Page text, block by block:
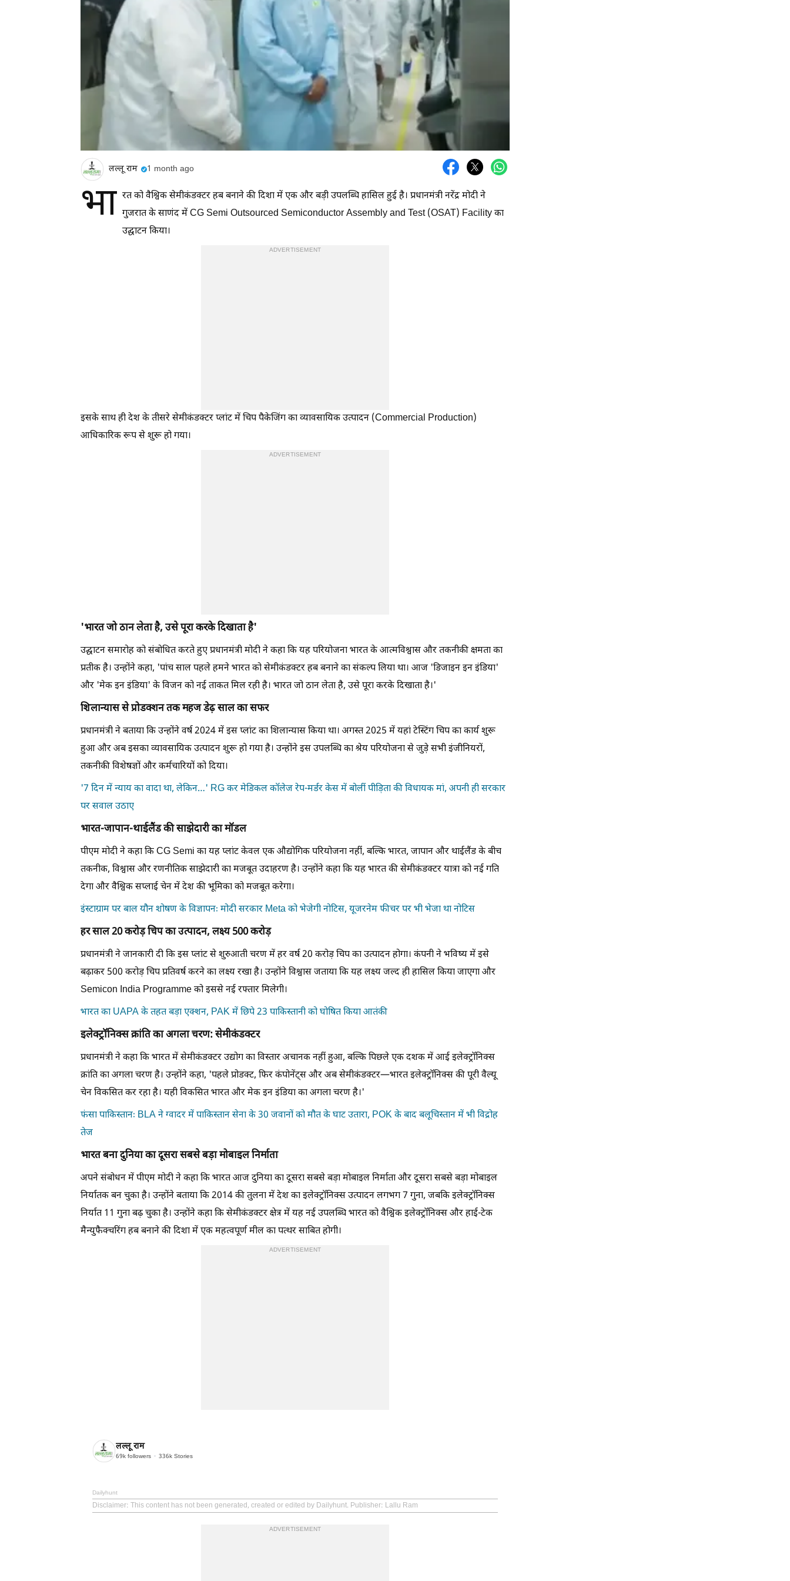
लल्लू राम 1 month ago
भा रत को वैश्विक सेमीकंडक्टर हब बनाने की दिशा में एक और बड़ी उपलब्धि हासिल हुई है। प्रधानमंत्री नरेंद्र मोदी ने
गुजरात के साणंद में CG Semi Outsourced Semiconductor Assembly and Test (OSAT) Facility का
उद्घाटन किया।
ADVERTISEMENT
इसके साथ ही देश के तीसरे सेमीकंडक्टर प्लांट में चिप पैकेजिंग का व्यावसायिक उत्पादन (Commercial Production)
आधिकारिक रूप से शुरू हो गया।
ADVERTISEMENT
'भारत जो ठान लेता है, उसे पूरा करके दिखाता है'
उद्घाटन समारोह को संबोधित करते हुए प्रधानमंत्री मोदी ने कहा कि यह परियोजना भारत के आत्मविश्वास और तकनीकी क्षमता का
प्रतीक है। उन्होंने कहा, 'पांच साल पहले हमने भारत को सेमीकंडक्टर हब बनाने का संकल्प लिया था। आज 'डिजाइन इन इंडिया'
और 'मेक इन इंडिया' के विजन को नई ताकत मिल रही है। भारत जो ठान लेता है, उसे पूरा करके दिखाता है।'
शिलान्यास से प्रोडक्शन तक महज डेढ़ साल का सफर
प्रधानमंत्री ने बताया कि उन्होंने वर्ष 2024 में इस प्लांट का शिलान्यास किया था। अगस्त 2025 में यहां टेस्टिंग चिप का कार्य शुरू
हुआ और अब इसका व्यावसायिक उत्पादन शुरू हो गया है। उन्होंने इस उपलब्धि का श्रेय परियोजना से जुड़े सभी इंजीनियरों,
तकनीकी विशेषज्ञों और कर्मचारियों को दिया।
'7 दिन में न्याय का वादा था, लेकिन…' RG कर मेडिकल कॉलेज रेप-मर्डर केस में बोलीं पीड़िता की विधायक मां, अपनी ही सरकार
पर सवाल उठाए
भारत-जापान-थाईलैंड की साझेदारी का मॉडल
पीएम मोदी ने कहा कि CG Semi का यह प्लांट केवल एक औद्योगिक परियोजना नहीं, बल्कि भारत, जापान और थाईलैंड के बीच
तकनीक, विश्वास और रणनीतिक साझेदारी का मजबूत उदाहरण है। उन्होंने कहा कि यह भारत की सेमीकंडक्टर यात्रा को नई गति
देगा और वैश्विक सप्लाई चेन में देश की भूमिका को मजबूत करेगा।
इंस्टाग्राम पर बाल यौन शोषण के विज्ञापनः मोदी सरकार Meta को भेजेगी नोटिस, यूजरनेम फीचर पर भी भेजा था नोटिस
हर साल 20 करोड़ चिप का उत्पादन, लक्ष्य 500 करोड़
प्रधानमंत्री ने जानकारी दी कि इस प्लांट से शुरुआती चरण में हर वर्ष 20 करोड़ चिप का उत्पादन होगा। कंपनी ने भविष्य में इसे
बढ़ाकर 500 करोड़ चिप प्रतिवर्ष करने का लक्ष्य रखा है। उन्होंने विश्वास जताया कि यह लक्ष्य जल्द ही हासिल किया जाएगा और
Semicon India Programme को इससे नई रफ्तार मिलेगी।
भारत का UAPA के तहत बड़ा एक्शन, PAK में छिपे 23 पाकिस्तानी को घोषित किया आतंकी
इलेक्ट्रॉनिक्स क्रांति का अगला चरण: सेमीकंडक्टर
प्रधानमंत्री ने कहा कि भारत में सेमीकंडक्टर उद्योग का विस्तार अचानक नहीं हुआ, बल्कि पिछले एक दशक में आई इलेक्ट्रॉनिक्स
क्रांति का अगला चरण है। उन्होंने कहा, 'पहले प्रोडक्ट, फिर कंपोनेंट्स और अब सेमीकंडक्टर—भारत इलेक्ट्रॉनिक्स की पूरी वैल्यू
चेन विकसित कर रहा है। यही विकसित भारत और मेक इन इंडिया का अगला चरण है।'
फंसा पाकिस्तानः BLA ने ग्वादर में पाकिस्तान सेना के 30 जवानों को मौत के घाट उतारा, POK के बाद बलूचिस्तान में भी विद्रोह
तेज
भारत बना दुनिया का दूसरा सबसे बड़ा मोबाइल निर्माता
अपने संबोधन में पीएम मोदी ने कहा कि भारत आज दुनिया का दूसरा सबसे बड़ा मोबाइल निर्माता और दूसरा सबसे बड़ा मोबाइल
निर्यातक बन चुका है। उन्होंने बताया कि 2014 की तुलना में देश का इलेक्ट्रॉनिक्स उत्पादन लगभग 7 गुना, जबकि इलेक्ट्रॉनिक्स
निर्यात 11 गुना बढ़ चुका है। उन्होंने कहा कि सेमीकंडक्टर क्षेत्र में यह नई उपलब्धि भारत को वैश्विक इलेक्ट्रॉनिक्स और हाई-टेक
मैन्युफैक्चरिंग हब बनाने की दिशा में एक महत्वपूर्ण मील का पत्थर साबित होगी।
ADVERTISEMENT
लल्लू राम
69k followers 336k Stories
Dailyhunt
Disclaimer: This content has not been generated, created or edited by Dailyhunt. Publisher: Lallu Ram
ADVERTISEMENT